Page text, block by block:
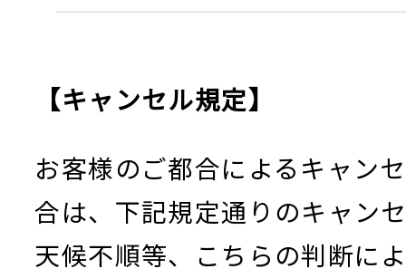
【キャンセル規定】
お客様のご都合によるキャン
合は、下記規定通りのキャン
天候不順等、こちらの判断に